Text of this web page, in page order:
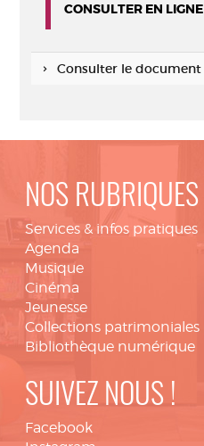
CONSULTER EN LIGNE
Consulter le document
NOS RUBRIQUES
Services & infos pratiques
Agenda
Musique
Cinéma
Jeunesse
Collections patrimoniales
Bibliothèque numérique
SUIVEZ NOUS !
Facebook